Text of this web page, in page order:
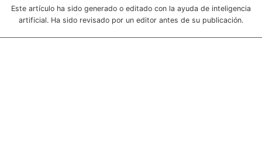
Este artículo ha sido generado o editado con la ayuda de inteligencia
artificial. Ha sido revisado por un editor antes de su publicación.